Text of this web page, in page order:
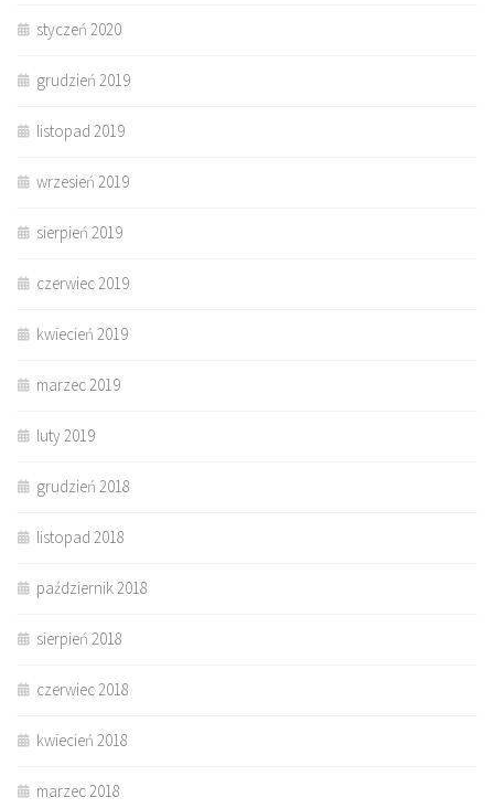
styczeń 2020
grudzień 2019
listopad 2019
wrzesień 2019
sierpień 2019
czerwiec 2019
kwiecień 2019
marzec 2019
luty 2019
grudzień 2018
listopad 2018
październik 2018
sierpień 2018
czerwiec 2018
kwiecień 2018
marzec 2018